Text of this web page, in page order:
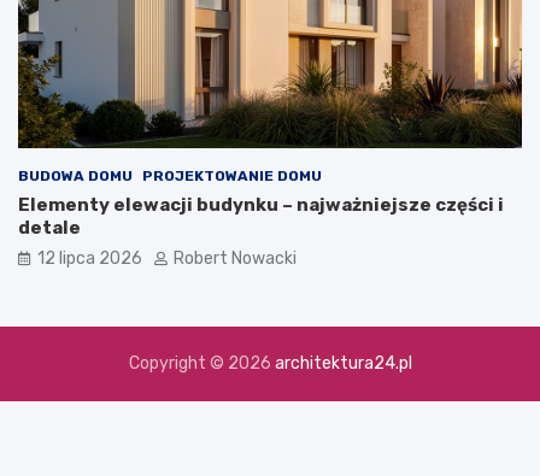
BUDOWA DOMU PROJEKTOWANIE DOMU
Elementy elewacji budynku – najważniejsze części i
detale
12 lipca 2026 Robert Nowacki
Copyright © 2026 architektura24.pl